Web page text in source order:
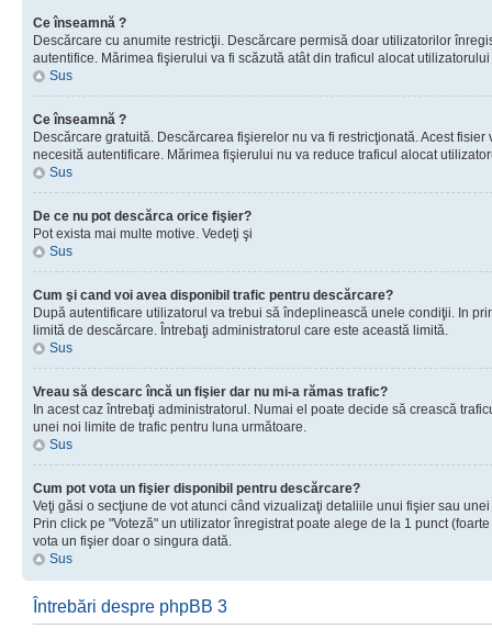
Ce înseamnă ?
Descărcare cu anumite restricţii. Descărcare permisă doar utilizatorilor
autentifice. Mărimea fişierului va fi scăzută atât din traficul alocat
Sus
Ce înseamnă ?
Descărcare gratuită. Descărcarea fişierelor nu va fi restricţionată. Acest
necesită autentificare. Mărimea fişierului nu va reduce traficul alocat
Sus
De ce nu pot descărca orice fişier?
Pot exista mai multe motive. Vedeţi şi
Sus
Cum şi cand voi avea disponibil trafic pentru descărcare?
După autentificare utilizatorul va trebui să îndeplinească unele condiţii. In
limită de descărcare. Întrebaţi administratorul care este această limită.
Sus
Vreau să descarc încă un fişier dar nu mi-a rămas trafic?
In acest caz întrebaţi administratorul. Numai el poate decide să crească
unei noi limite de trafic pentru luna următoare.
Sus
Cum pot vota un fişier disponibil pentru descărcare?
Veţi găsi o secţiune de vot atunci când vizualizaţi detaliile unui fişier sau
Prin click pe "Voteză" un utilizator înregistrat poate alege de la 1 punct
vota un fişier doar o singura dată.
Sus
Întrebări despre phpBB 3